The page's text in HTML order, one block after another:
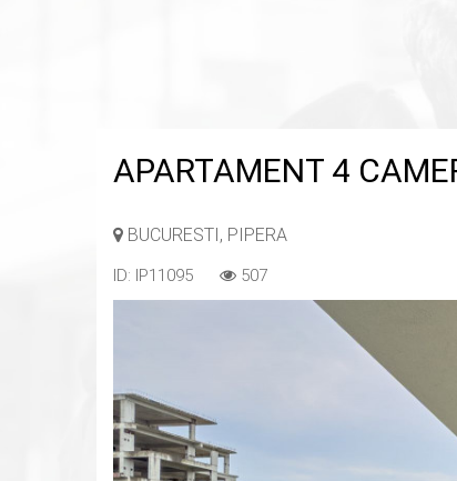
APARTAMENT 4
BUCURESTI, PIPERA
ID: IP11095 507